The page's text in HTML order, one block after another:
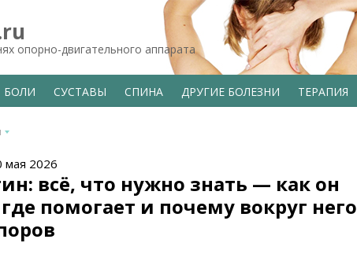
опорно-двигательного аппарата
БОЛИ СУСТАВЫ СПИНА ДРУГИЕ БОЛЕЗНИ ТЕРАПИЯ
мая 2026
всё, что нужно знать — как он
помогает и почему вокруг него